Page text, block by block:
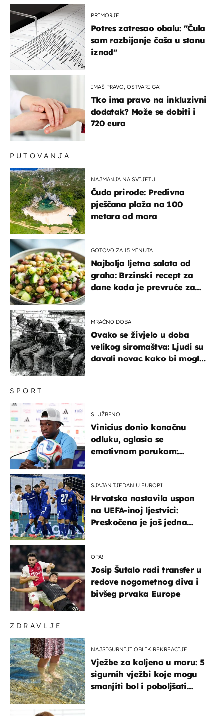
PRIMORJE
Potres zatresao obalu: "Čula
sam razbijanje čaša u stanu
iznad"
IMAŠ PRAVO, OSTVARI GA!
Tko ima pravo na inkluzivni
dodatak? Može se dobiti i
720 eura
ZDRAVLJE
NAJSIGURNIJI OBLIK REKREACIJE
Vježbe za koljeno u moru: 5
sigurnih vježbi koje mogu
smanjiti bol i poboljšati
SPORT
SLUŽBENO
Vinicius donio konačnu
odluku, oglasio se
emotivnom porukom:
SJAJAN TJEDAN U EUROPI
Hrvatska nastavila uspon
na UEFA-inoj ljestvici:
Preskočena je još jedna
OPA!
Josip Šutalo radi transfer u
redove nogometnog diva i
bivšeg prvaka Europe
PUTOVANJA
NAJMANJA NA SVIJETU
Čudo prirode: Predivna
pješčana plaža na 100
metara od mora
GOTOVO ZA 15 MINUTA
Najbolja ljetna salata od
graha: Brzinski recept za
dane kada je prevruće za
MRAČNO DOBA
Ovako se živjelo u doba
velikog siromaštva: Ljudi su
davali novac kako bi mogli